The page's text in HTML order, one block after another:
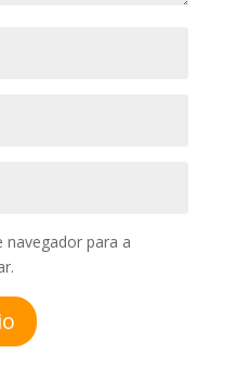
navegador para a